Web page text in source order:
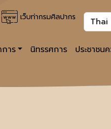
เว็บท่ากรมศิลปากร
าร นิทรรศการ ประชาชน